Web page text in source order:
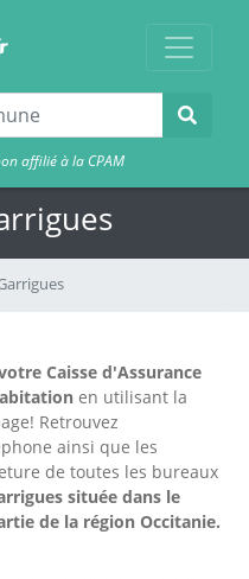
affilié à la CPAM
Caisse d'Assurance
en utilisant la
Retrouvez
ainsi que les
de toutes les bureaux
située dans le
de la région Occitanie.